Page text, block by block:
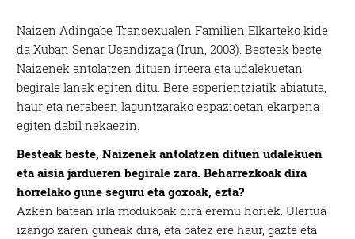
Naizen Adingabe Transexualen Familien Elkarteko kide
da Xuban Senar Usandizaga (Irun, 2003). Besteak beste,
Naizenek antolatzen dituen irteera eta udalekuetan
begirale lanak egiten ditu. Bere esperientziatik abiatuta,
haur eta nerabeen laguntzarako espazioetan ekarpena
egiten dabil nekaezin.
Besteak beste, Naizenek antolatzen dituen udalekuen
eta aisia jardueren begirale zara. Beharrezkoak dira
horrelako gune seguru eta goxoak, ezta?
Azken batean irla modukoak dira eremu horiek. Ulertua
izango zaren guneak dira, eta batez ere haur, gazte eta